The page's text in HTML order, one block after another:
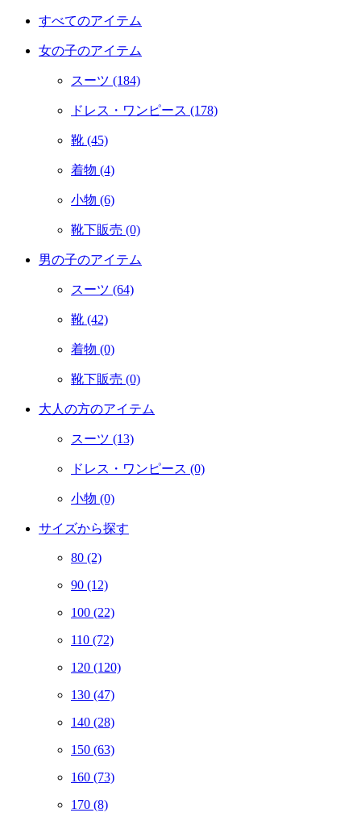
すべてのアイテム
女の子のアイテム
スーツ (184)
ドレス・ワンピース (178)
靴 (45)
着物 (4)
小物 (6)
靴下販売 (0)
男の子のアイテム
スーツ (64)
靴 (42)
着物 (0)
靴下販売 (0)
大人の方のアイテム
スーツ (13)
ドレス・ワンピース (0)
小物 (0)
サイズから探す
80 (2)
90 (12)
100 (22)
110 (72)
120 (120)
130 (47)
140 (28)
150 (63)
160 (73)
170 (8)